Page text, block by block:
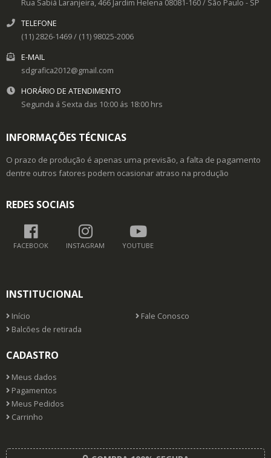
Rua Sabiá Laranjeira, 466 Jardim Helena 08081-160/ São Paulo - SP
TELEFONE
(11) 2826-1469 / (11) 98025-2006
E-MAIL
sdgrafica2012@gmail.com
HORÁRIO DE ATENDIMENTO
Segunda á Sexta das 10:00 ás 18:00 hrs
INFORMAÇÕES TÉCNICAS
O prazo de produção é apenas uma previsão, a falta de pagamento
dentre outros fatores podem ocasionar atraso na produção
REDES SOCIAIS
FACEBOOK INSTAGRAM YOUTUBE
INSTITUCIONAL
Início
Fale Conosco
Balcões de retirada
CADASTRO
Meus dados
Pagamentos
Meus Pedidos
Carrinho